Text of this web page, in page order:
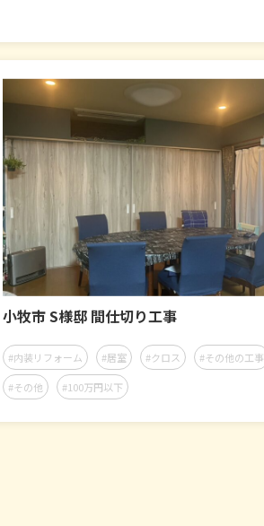
小牧市 S様邸 間仕切り工事
#内装リフォーム #居室 #クロス #その他の工事
#その他 #100万円以下